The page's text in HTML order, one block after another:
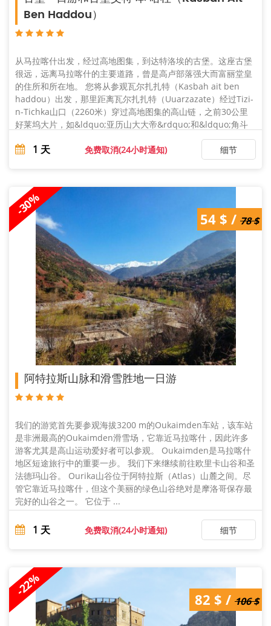
Ben Haddou）
从马拉喀什出发，经过高地图集，到达特洛埃的古堡。这座古堡
很远，远离马拉喀什的主要道路，曾是高卢部落强大而富丽堂皇
的住所和所在地。 您将从参观瓦尔扎扎特（Kasbah ait ben
haddou）出发，那里距离瓦尔扎扎特（Uuarzazate）经过Tizi-
n-Tichka山口（2260米）穿过高地图集的高山链，之前30公里
好莱坞大片，如&ldquo;亚历山大大帝&rdquo;和&ldquo;角斗
1 天 免费取消(24小时通知) 细节
-30%
78 $ / 54 $
54 $ / 78 $
阿特拉斯山脉和滑雪胜地一日游
我们的游览首先要参观海拔3200 m的Oukaimden车站，该车站
是非洲最高的Oukaimden滑雪场，它靠近马拉喀什，因此许多
游客尤其是高山运动爱好者可以参观。 Oukaimden是马拉喀什
地区短途旅行中的重要一步。 我们下来继续前往欧里卡山谷和圣
法德玛山谷。 Ourika山谷位于阿特拉斯（Atlas）山麓之间。尽
管它靠近马拉喀什，但这个美丽的绿色山谷绝对是摩洛哥保存最
完好的山谷之一。 它位于 ...
1 天 免费取消(24小时通知) 细节
-22%
106 $ /82 $
82 $ / 106 $